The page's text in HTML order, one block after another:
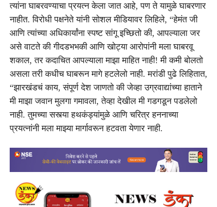
त्यांना घाबरवण्याचा प्रयत्न केला जात आहे, पण ते यामुळे घाबरणार
नाहीत. विरोधी पक्षनेते यांनी सोशल मीडियावर लिहिले, “हेमंत जी
आणि त्यांच्या अधिकार्यांना स्पष्ट सांगू इच्छितो की, आपल्याला जर
असे वाटते की गीदडभभकी आणि खोट्या आरोपांनी मला घाबरवू
शकाल, तर कदाचित आपल्याला माझा माहित नाही! मी कमी बोलतो
असला तरी कधीच घाबरून मागे हटलेलो नाही. मरांडी पुढे लिहितात,
“झारखंडचं काय, संपूर्ण देश जाणतो की जेव्हा उग्रवाद्यांच्या हाताने
मी माझा जवान मुलगा गमावला, तेव्हा देखील मी गडगडून पडलेलो
नाही. तुमच्या सस्त्या हथकंड्यांमुळे आणि चरित्र हननाच्या
प्रयत्नांनी मला माझ्या मार्गावरून हटवता येणार नाही.